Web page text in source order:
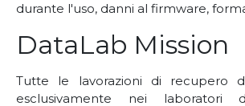
durante l'uso, danni al firmware,
DataLab Mission
Tutte le lavorazioni di recupero
esclusivamente nei laboratori